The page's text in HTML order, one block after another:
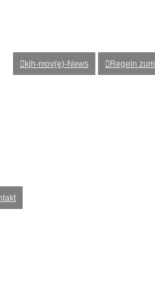
kjh-mov(e)-News Regeln